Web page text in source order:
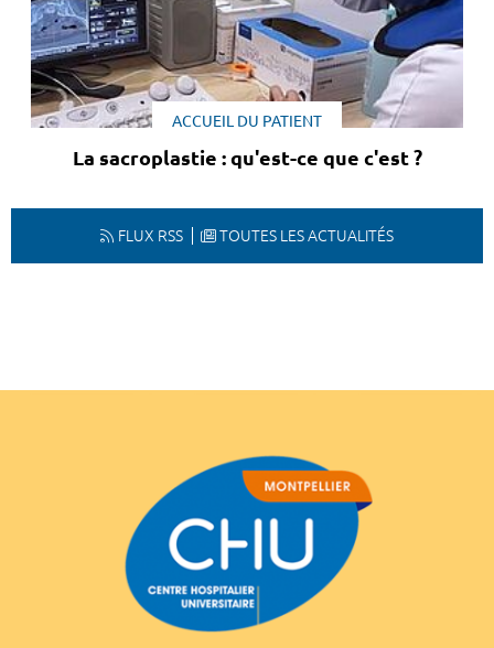
ACCUEIL DU PATIENT
La sacroplastie : qu'est-ce que c'est ?
FLUX RSS TOUTES LES ACTUALITÉS